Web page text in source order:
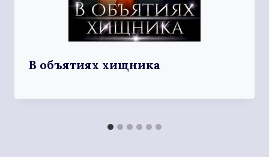
В объятиях хищника